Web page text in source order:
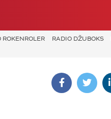
ROKENROLER RADIO DŽUBOKS